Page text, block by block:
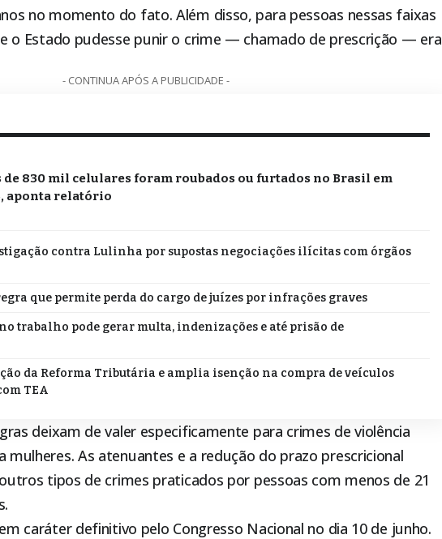
no momento do fato. Além disso, para pessoas nessas faixas
o Estado pudesse punir o crime — chamado de prescrição — era
- CONTINUA APÓS A PUBLICIDADE -
de 830 mil celulares foram roubados ou furtados no Brasil em
aponta relatório
contra Lulinha por supostas negociações ilícitas com órgãos
que permite perda do cargo de juízes por infrações graves
trabalho pode gerar multa, indenizações e até prisão de
da Reforma Tributária e amplia isenção na compra de veículos
TEA
deixam de valer especificamente para crimes de violência
As atenuantes e a redução do prazo prescricional
tipos de crimes praticados por pessoas com menos de 21
caráter definitivo pelo Congresso Nacional no dia 10 de junho.